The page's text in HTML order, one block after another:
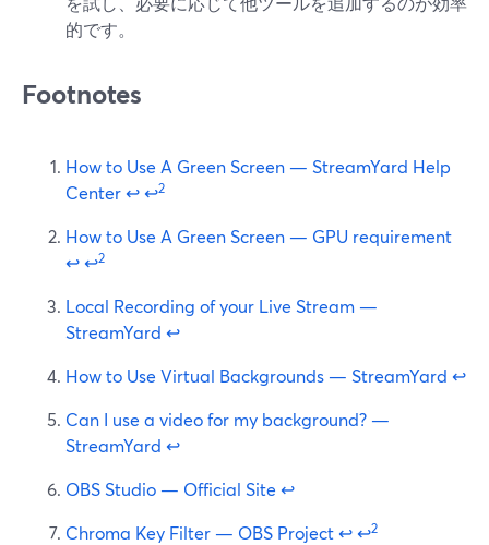
的です。
Footnotes
How to Use A Green Screen — StreamYard Help
Center↩↩2
How to Use A Green Screen — GPU requirement
↩↩2
Local Recording of your Live Stream —
StreamYard ↩
How to Use Virtual Backgrounds — StreamYard ↩
Can I use a video for my background? —
StreamYard ↩
OBS Studio — Official Site ↩
Chroma Key Filter — OBS Project↩↩2